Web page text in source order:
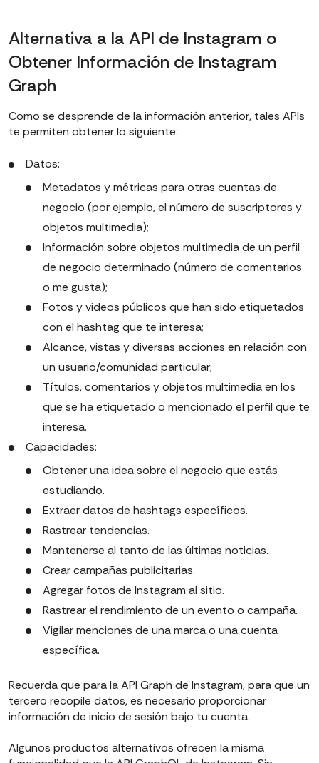
Alternativa a la API de Instagram o
Obtener Información de Instagram
Graph
Como se desprende de la información anterior, tales APIs
te permiten obtener lo siguiente:
Datos:
Metadatos y métricas para otras cuentas de
negocio (por ejemplo, el número de suscriptores y
objetos multimedia);
Información sobre objetos multimedia de un perfil
de negocio determinado (número de comentarios
o me gusta);
Fotos y videos públicos que han sido etiquetados
con el hashtag que te interesa;
Alcance, vistas y diversas acciones en relación con
un usuario/comunidad particular;
Títulos, comentarios y objetos multimedia en los
que se ha etiquetado o mencionado el perfil que te
interesa.
Capacidades:
Obtener una idea sobre el negocio que estás
estudiando.
Extraer datos de hashtags específicos.
Rastrear tendencias.
Mantenerse al tanto de las últimas noticias.
Crear campañas publicitarias.
Agregar fotos de Instagram al sitio.
Rastrear el rendimiento de un evento o campaña.
Vigilar menciones de una marca o una cuenta
específica.
Recuerda que para la API Graph de Instagram, para que un
tercero recopile datos, es necesario proporcionar
información de inicio de sesión bajo tu cuenta.
Algunos productos alternativos ofrecen la misma